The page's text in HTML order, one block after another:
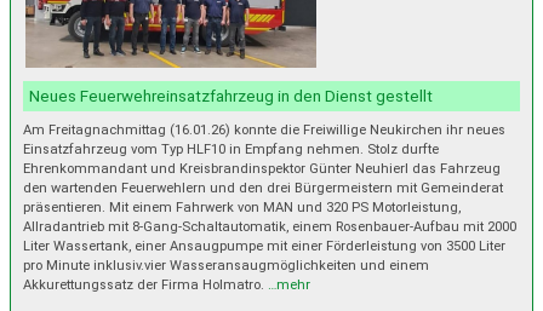
Neues Feuerwehreinsatzfahrzeug in den Dienst gestellt
Am Freitagnachmittag (16.01.26) konnte die Freiwillige Neukirchen ihr neues
Einsatzfahrzeug vom Typ HLF10 in Empfang nehmen. Stolz durfte
Ehrenkommandant und Kreisbrandinspektor Günter Neuhierl das Fahrzeug
den wartenden Feuerwehlern und den drei Bürgermeistern mit Gemeinderat
präsentieren. Mit einem Fahrwerk von MAN und 320 PS Motorleistung,
Allradantrieb mit 8-Gang-Schaltautomatik, einem Rosenbauer-Aufbau mit 2000
Liter Wassertank, einer Ansaugpumpe mit einer Förderleistung von 3500 Liter
pro Minute inklusiv.vier Wasseransaugmöglichkeiten und einem
Akkurettungssatz der Firma Holmatro. …mehr